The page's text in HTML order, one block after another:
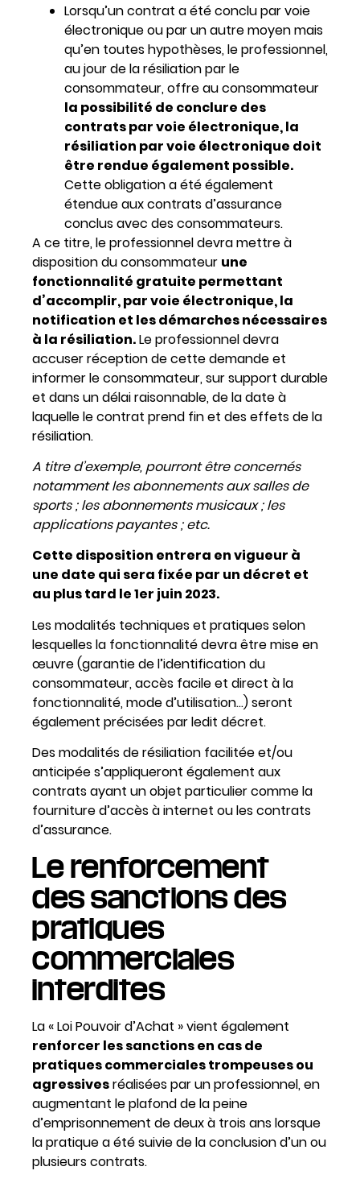
Lorsqu’un contrat a été conclu par voie
électronique ou par un autre moyen mais
qu’en toutes hypothèses, le professionnel,
au jour de la résiliation par le
consommateur, offre au consommateur
la possibilité de conclure des
contrats par voie électronique, la
résiliation par voie électronique doit
être rendue également possible.
Cette obligation a été également
étendue aux contrats d’assurance
conclus avec des consommateurs.
A ce titre, le professionnel devra mettre à
disposition du consommateur une
fonctionnalité gratuite permettant
d’accomplir, par voie électronique, la
notification et les démarches nécessaires
à la résiliation.Le professionnel devra
accuser réception de cette demande et
informer le consommateur, sur support durable
et dans un délai raisonnable, de la date à
laquelle le contrat prend fin et des effets de la
résiliation.
A titre d’exemple, pourront être concernés
notamment les abonnements aux salles de
sports ; les abonnements musicaux ; les
applications payantes ; etc.
Cette disposition entrera en vigueur à
une date qui sera fixée par un décret et
au plus tard le 1er juin 2023.
Les modalités techniques et pratiques selon
lesquelles la fonctionnalité devra être mise en
œuvre (garantie de l’identification du
consommateur, accès facile et direct à la
fonctionnalité, mode d’utilisation…) seront
également précisées par ledit décret.
Des modalités de résiliation facilitée et/ou
anticipée s’appliqueront également aux
contrats ayant un objet particulier comme la
fourniture d’accès à internet ou les contrats
d’assurance.
Le renforcement
des sanctions des
pratiques
commerciales
interdites
La « Loi Pouvoir d’Achat » vient également
renforcer les sanctions en cas de
pratiques commerciales trompeuses ou
agressivesréalisées par un professionnel, en
augmentant le plafond de la peine
d’emprisonnement de deux à trois ans lorsque
la pratique a été suivie de la conclusion d’un ou
plusieurs contrats.